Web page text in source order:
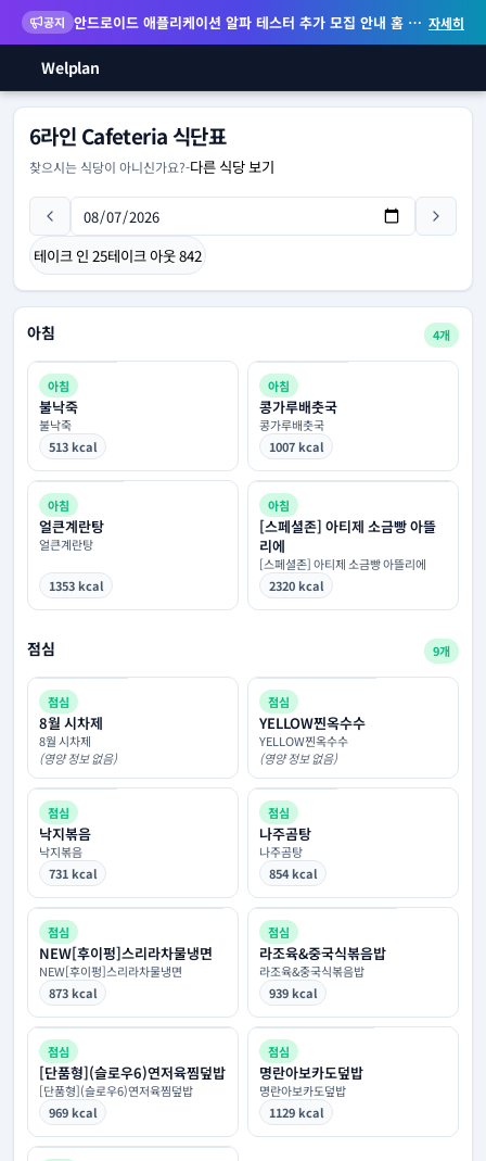
공지 안드로이드 애플리케이션 알파 테스터 추가 모집 안내 홈 화면 위젯 등 지원 자세히
Welplan
6라인 Cafeteria 식단표
찾으시는 식당이 아니신가요?-다른 식당 보기
테이크 인 25테이크 아웃842
아침 4개
아침
불낙죽
불낙죽
513 kcal
아침
콩가루배춧국
콩가루배춧국
1007 kcal
아침
얼큰계란탕
얼큰계란탕
1353 kcal
아침
[스페셜존] 아티제 소금빵 아뜰
리에
[스페셜존] 아티제 소금빵 아뜰리에
2320 kcal
점심 9개
점심
8월 시차제
8월 시차제
(영양 정보 없음)
점심
YELLOW찐옥수수
YELLOW찐옥수수
(영양 정보 없음)
점심
낙지볶음
낙지볶음
731 kcal
점심
나주곰탕
나주곰탕
854 kcal
점심
NEW[후이펑]스리라차물냉면
NEW[후이펑]스리라차물냉면
873 kcal
점심
라조육&중국식볶음밥
라조육&중국식볶음밥
939 kcal
점심
[단품형](슬로우6)연저육찜덮밥
[단품형](슬로우6)연저육찜덮밥
969 kcal
점심
명란아보카도덮밥
명란아보카도덮밥
1129 kcal